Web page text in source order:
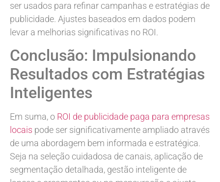
ser usados para refinar campanhas e estratégias de
publicidade. Ajustes baseados em dados podem
levar a melhorias significativas no ROI.
Conclusão: Impulsionando
Resultados com Estratégias
Inteligentes
Em suma, o ROI de publicidade paga para empresas
locais pode ser significativamente ampliado através
de uma abordagem bem informada e estratégica.
Seja na seleção cuidadosa de canais, aplicação de
segmentação detalhada, gestão inteligente de